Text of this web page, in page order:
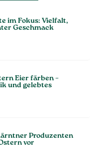
im Fokus: Vielfalt,
Geschmack
Eier färben –
und gelebtes
Produzenten
vor